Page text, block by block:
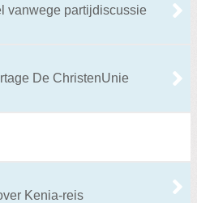
vanwege partijdiscussie
De ChristenUnie
Kenia-reis